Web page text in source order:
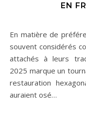
EN
En matière de préférences alimentaires, les Français sont
souvent considérés
attachés à leurs
2025 marque un
restauration
auraient osé…